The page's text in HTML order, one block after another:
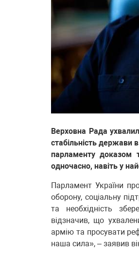
Верховна Рада
стабільність держави
парламенту доказом
одночасно, навіть у
Парламент України
оборону, соціальну
та необхідність
відзначив, що
армію та просувати
наша сила», – заявив